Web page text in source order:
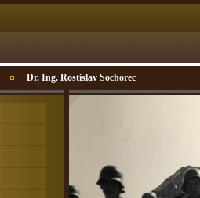
Dr. Ing. Rostislav Sochorec